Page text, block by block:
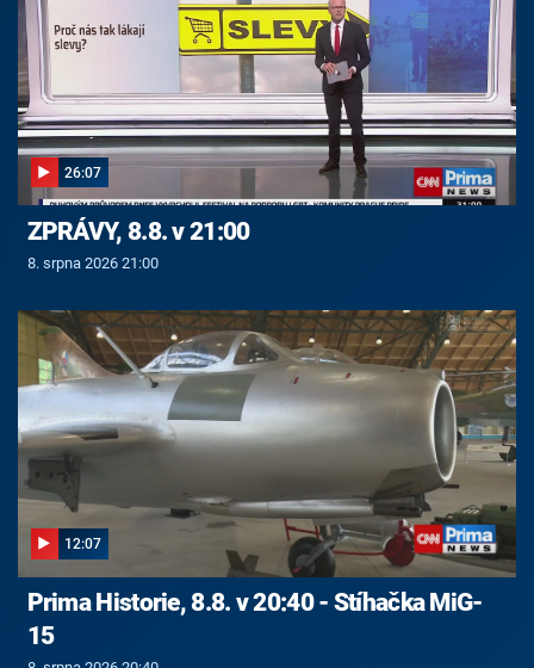
26:07
ZPRÁVY, 8.8. v 21:00
8. srpna 2026 21:00
12:07
Prima Historie, 8.8. v 20:40 - Stíhačka MiG-
15